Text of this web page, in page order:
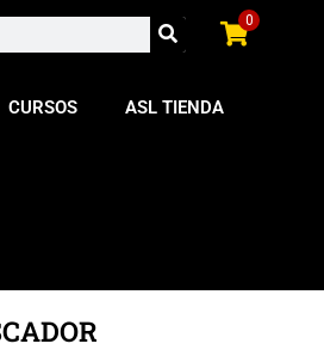
0
CURSOS ASL TIENDA